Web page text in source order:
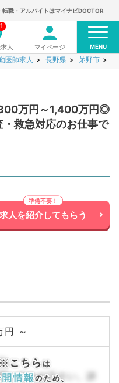
転職・アルバイトはマイナビDOCTOR
人
1
マイページ MENU
医師求人 長野県 茅野市
万円～1,400万円◎
救急対応のお仕事で
求人を紹介してもらう
円 ～
い合わせ下さい。詳